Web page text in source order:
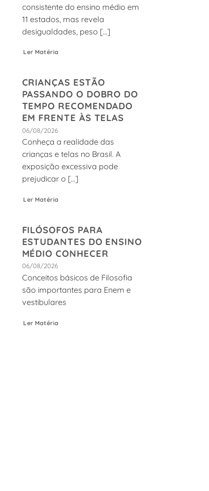
consistente do ensino médio em
11 estados, mas revela
desigualdades, peso [...]
Ler Matéria
CRIANÇAS ESTÃO
PASSANDO O DOBRO DO
TEMPO RECOMENDADO
EM FRENTE ÀS TELAS
06/08/2026
Conheça a realidade das
crianças e telas no Brasil. A
exposição excessiva pode
prejudicar o [...]
Ler Matéria
FILÓSOFOS PARA
ESTUDANTES DO ENSINO
MÉDIO CONHECER
06/08/2026
Conceitos básicos de Filosofia
são importantes para Enem e
vestibulares
Ler Matéria